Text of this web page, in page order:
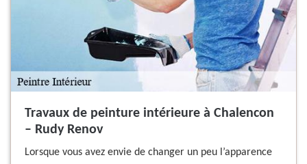
Travaux de peinture intérieure à Chalencon
– Rudy Renov
Lorsque vous avez envie de changer un peu l’apparence